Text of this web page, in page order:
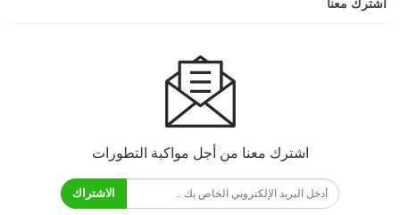
اشترك معنا
اشترك معنا من أجل مواكبة التطورات
الاشتراك